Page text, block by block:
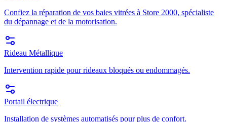
Confiez la réparation de vos baies vitrées à Store 2000, spécialiste
du dépannage et de la motorisation.
Rideau Métallique
Intervention rapide pour rideaux bloqués ou endommagés.
Portail électrique
Installation de systèmes automatisés pour plus de confort.